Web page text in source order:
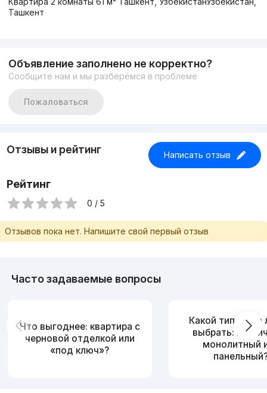
Ташкент
Объявление заполнено не корректно?
Сообщите нам и мы разберёмся в проблеме
Пожаловаться
Отзывы и рейтинг Написать отзыв
Рейтинг
0 / 5
Отзывов пока нет. Напишите свой первый отзыв
Часто задаваемые вопросы
Что выгоднее: квартира с
черновой отделкой или
«под ключ»?
Какой тип дома
выбрать:
монолитный